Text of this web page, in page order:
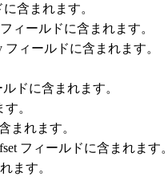
含まれます。
ィールドに含まれます。
ィールドに含まれます。
ドに含まれます。
。
まれます。
フィールドに含まれます。
ます。